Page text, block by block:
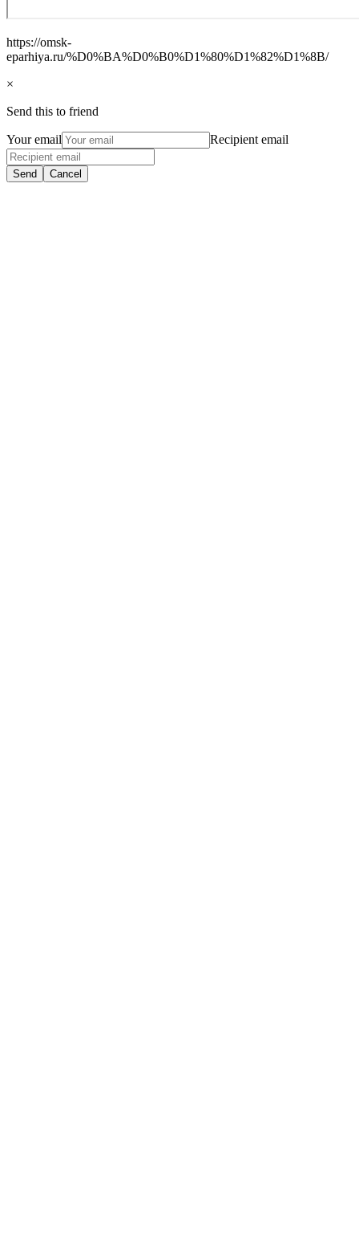
https://omsk-
eparhiya.ru/%D0%BA%D0%B0%D1%80%D1%82%D1%8B/
×
Send this to friend
Your email Recipient email
Send Cancel